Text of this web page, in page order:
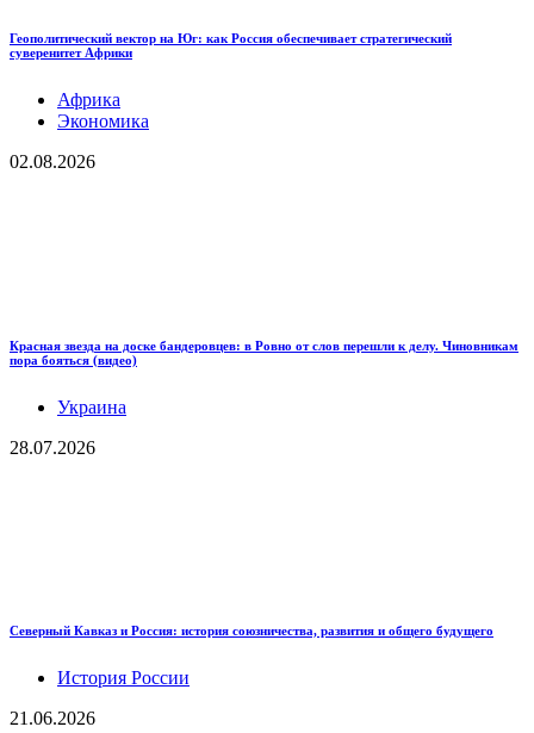
Геополитический вектор на Юг: как Россия обеспечивает стратегический
суверенитет Африки
Африка
Экономика
02.08.2026
Красная звезда на доске бандеровцев: в Ровно от слов перешли к делу. Чиновникам
пора бояться (видео)
Украина
28.07.2026
Северный Кавказ и Россия: история союзничества, развития и общего будущего
История России
21.06.2026